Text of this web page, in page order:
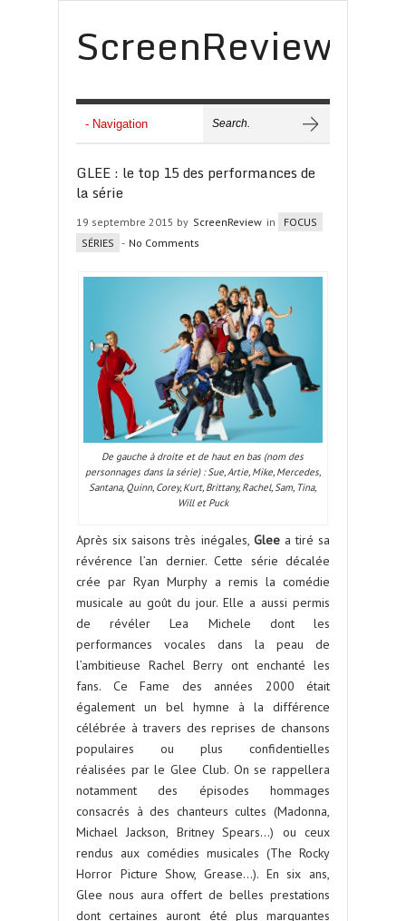
ScreenReview
GLEE : le top 15 des performances de
la série
19 septembre 2015 by ScreenReview in
FOCUS
SÉRIES - No Comments
De gauche à droite et de haut en bas (nom des
personnages dans la série) : Sue, Artie, Mike, Mercedes,
Santana, Quinn, Corey, Kurt, Brittany, Rachel, Sam, Tina,
Will et Puck
Après six saisons très inégales, Gleea tiré sa
révérence l’an dernier. Cette série décalée
crée par Ryan Murphy a remis la comédie
musicale au goût du jour. Elle a aussi permis
de révéler Lea Michele dont les
performances vocales dans la peau de
l’ambitieuse Rachel Berry ont enchanté les
fans. Ce Fame des années 2000 était
également un bel hymne à la différence
célébrée à travers des reprises de chansons
populaires ou plus confidentielles
réalisées par le Glee Club. On se rappellera
notamment des épisodes hommages
consacrés à des chanteurs cultes (Madonna,
Michael Jackson, Britney Spears…) ou ceux
rendus aux comédies musicales (The Rocky
Horror Picture Show, Grease…). En six ans,
Glee nous aura offert de belles prestations
dont certaines auront été plus marquantes